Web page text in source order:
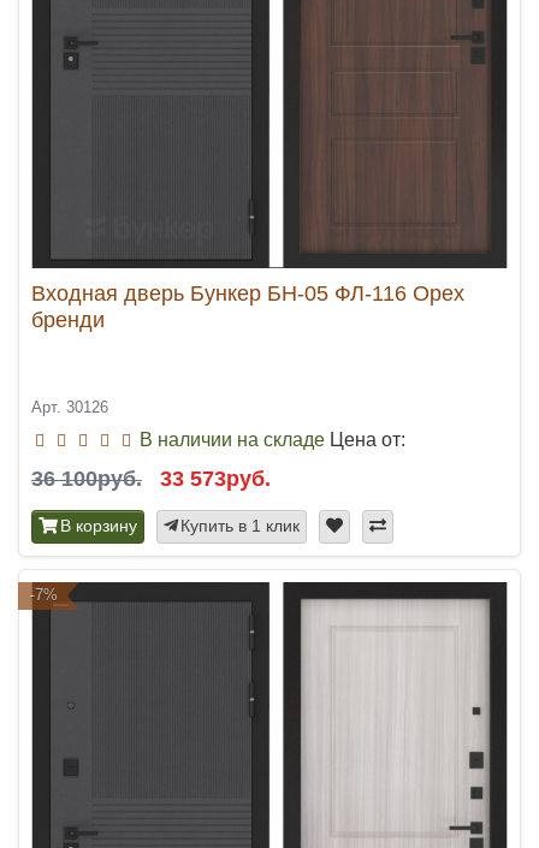
Входная дверь Бункер БН-05 ФЛ-116 Орех
бренди
Арт. 30126
В наличии на складе Цена от:
36 100руб. 33 573руб.
В корзину Купить в 1 клик
-7%